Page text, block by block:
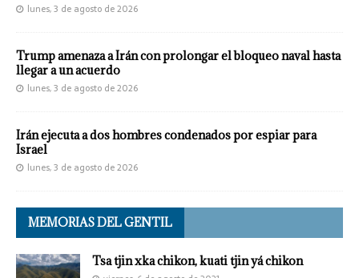
lunes, 3 de agosto de 2026
Trump amenaza a Irán con prolongar el bloqueo naval hasta
llegar a un acuerdo
lunes, 3 de agosto de 2026
Irán ejecuta a dos hombres condenados por espiar para
Israel
lunes, 3 de agosto de 2026
MEMORIAS DEL GENTIL
Tsa tjin xka chikon, kuati tjin yá chikon